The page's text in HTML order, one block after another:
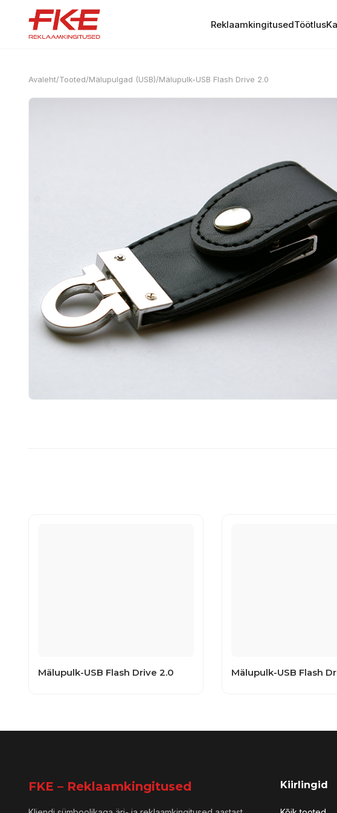
ReklaamkingitusedTöötlus
Avaleht/Tooted/Mälupulgad (USB)/Mälupulk-USB Flash Drive 2.0
Mälupulk-USB Flash Drive 2.0 Mälupulk-USB Flash
FKE – Reklaamkingitused Kiirlingid